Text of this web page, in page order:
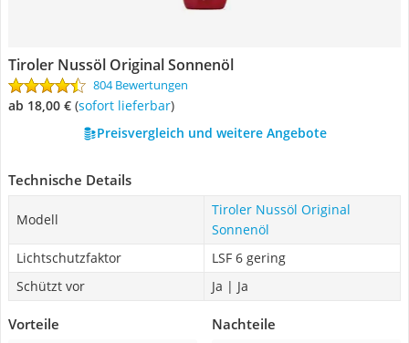
Tiroler Nussöl Original Sonnenöl
804 Bewertungen
ab 18,00 € ( Sofort lieferbar)
Preisvergleich und weitere Angebote
Technische Details
Modell
Tiroler Nussöl Original
Sonnenöl
Lichtschutzfaktor
LSF 6 gering
Schützt vor
Ja | Ja
Vorteile Nachteile